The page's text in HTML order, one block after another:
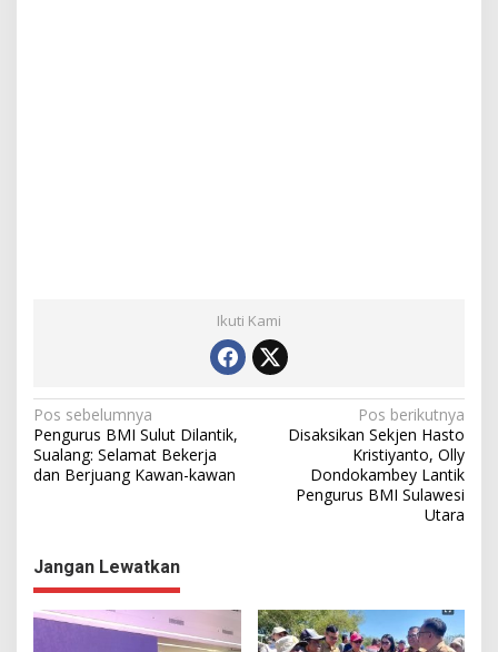
Ikuti Kami
N
a
v
a
s
Pos sebelumnya
Pengurus BMI Sulut Dilantik,
Sualang: Selamat Bekerja
dan Berjuang Kawan-kawan
Pos berikutnya
Disaksikan Sekjen Hasto
Kristiyanto, Olly
Dondokambey Lantik
Pengurus BMI Sulawesi
Utara
Jangan Lewatkan